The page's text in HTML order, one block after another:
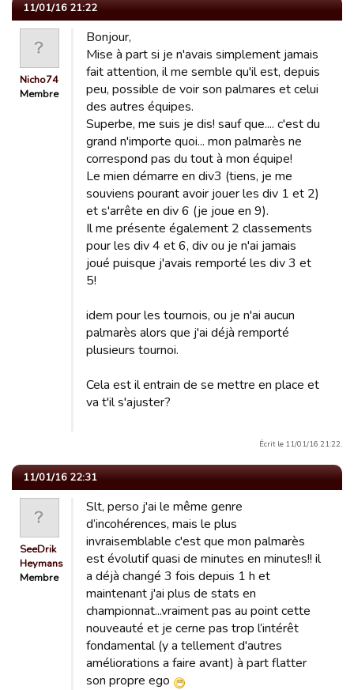
11/01/16 21:22
Nicho74
Membre
Bonjour,
Mise à part si je n'avais simplement jamais
fait attention, il me semble qu'il est, depuis
peu, possible de voir son palmares et celui
des autres équipes.
Superbe, me suis je dis! sauf que.... c'est du
grand n'importe quoi... mon palmarès ne
correspond pas du tout à mon équipe!
Le mien démarre en div3 (tiens, je me
souviens pourant avoir jouer les div 1 et 2)
et s'arrête en div 6 (je joue en 9).
Il me présente également 2 classements
pour les div 4 et 6, div ou je n'ai jamais
joué puisque j'avais remporté les div 3 et
5!
idem pour les tournois, ou je n'ai aucun
palmarès alors que j'ai déjà remporté
plusieurs tournoi.
Cela est il entrain de se mettre en place et
va t'il s'ajuster?
Écrit le 11/01/16 21:22.
11/01/16 22:31
SeeDrik
Heymans
Membre
Slt, perso j'ai le même genre
d’incohérences, mais le plus
invraisemblable c'est que mon palmarès
est évolutif quasi de minutes en minutes!! il
a déjà changé 3 fois depuis 1 h et
maintenant j'ai plus de stats en
championnat...vraiment pas au point cette
nouveauté et je cerne pas trop l’intérêt
fondamental (y a tellement d'autres
améliorations a faire avant) à part flatter
son propre ego